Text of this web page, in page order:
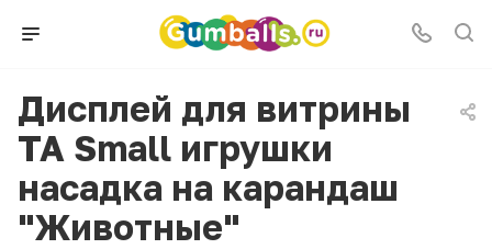
Дисплей для витрины
ТА Small игрушки
насадка на карандаш
"Животные"